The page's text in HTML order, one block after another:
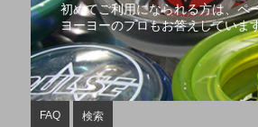
初めてご利用になられる方は、ペ
ヨーヨーのプロもお答えしていま
FAQ 検索